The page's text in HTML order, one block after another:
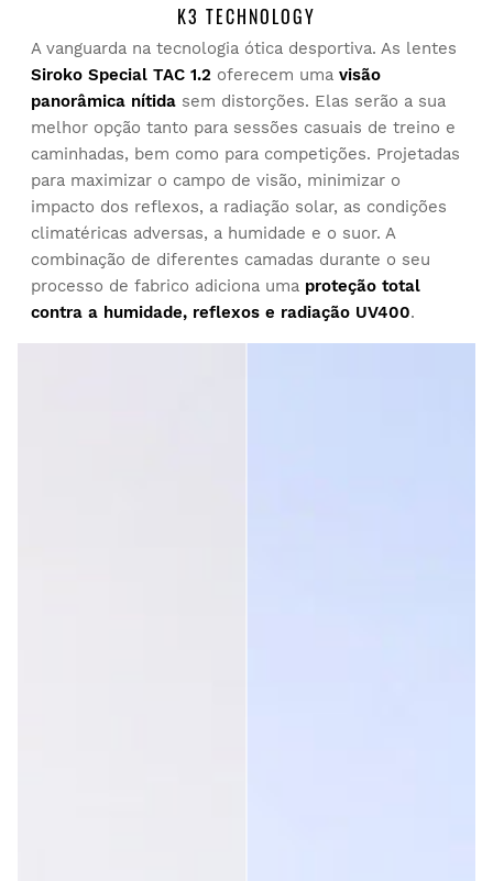
Experimente os nossos artigos confortavelmente em sua
casa. Tem 30 dias desde a entrega para iniciar uma
devolução.
A partir da sua conta de utilizador, pode devolver de forma
fácil e rápida um artigo da sua encomenda.
Emitir o seu reembolso para o método de
pagamento original
Desde
Cliente Confirmado
Patricio Quiroga
Muito confortável
K3 TECHNOLOGY
A vanguarda na tecnologia ótica desportiva. As lentes
Siroko Special TAC 1.2 oferecem uma visão
panorâmica nítida sem distorções. Elas serão a sua
melhor opção tanto para sessões casuais de treino e
caminhadas, bem como para competições. Projetadas
para maximizar o campo de visão, minimizar o
impacto dos reflexos, a radiação solar, as condições
climatéricas adversas, a humidade e o suor. A
combinação de diferentes camadas durante o seu
processo de fabrico adiciona uma proteção total
contra a humidade, reflexos e radiação UV400.